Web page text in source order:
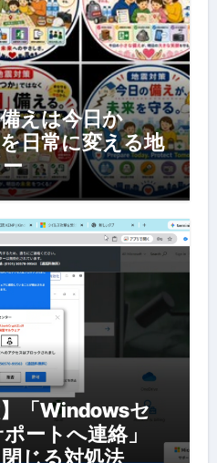
えは今日か
日常に変える地
】「Windowsセ
ートへ連絡」
じる対処法